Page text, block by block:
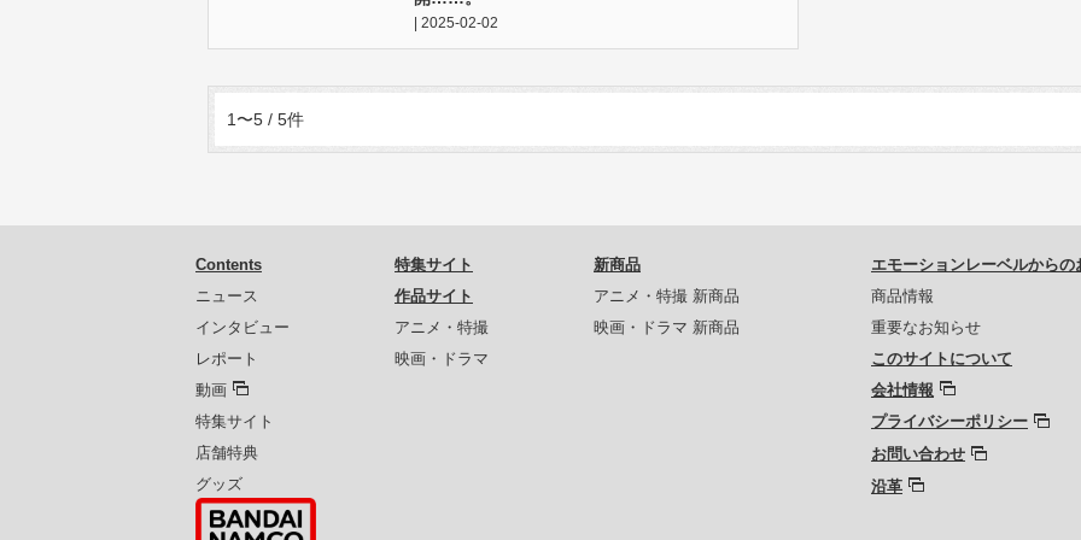
| 2025-02-02
1〜5 / 5件
Contents
ニュース
インタビュー
レポート
動画
特集サイト
店舗特典
グッズ
特集サイト
作品サイト
アニメ・特撮
映画・ドラマ
新商品
アニメ・特撮 新商品
映画・ドラマ 新商品
エモーションレーベルからの
商品情報
重要なお知らせ
このサイトについて
会社情報
プライバシーポリシー
お問い合わせ
沿革